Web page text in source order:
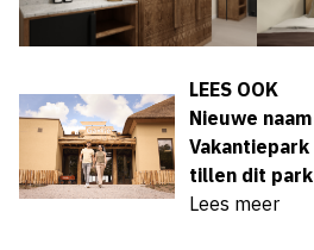
LEES OOK
Nieuwe
tillen dit
Lees meer